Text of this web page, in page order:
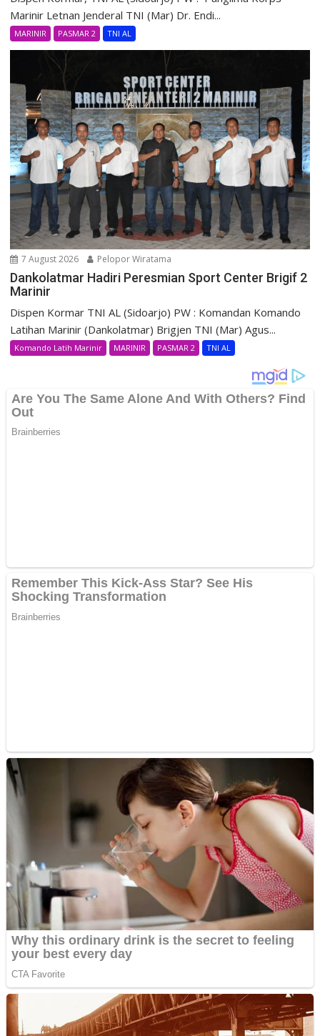
Marinir Letnan Jenderal TNI (Mar) Dr. Endi...
MARINIR PASMAR 2 TNI AL
7 August 2026 Pelopor Wiratama
Dankolatmar Hadiri Peresmian Sport Center Brigif 2
Marinir
Dispen Kormar TNI AL (Sidoarjo) PW : Komandan Komando
Latihan Marinir (Dankolatmar) Brigjen TNI (Mar) Agus...
Komando Latih Marinir MARINIR PASMAR 2 TNI AL